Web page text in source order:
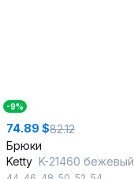
-9%
74.89 $82.12
Брюки
Ketty K-21460 бежевый